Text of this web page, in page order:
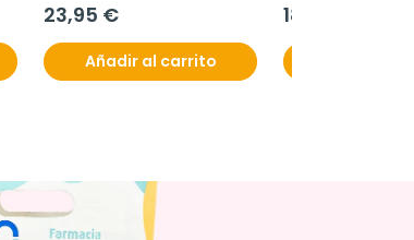
23,95 €
Añadir al carrito
18,60 €